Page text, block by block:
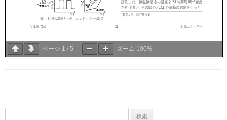
ページ 1 / 5 ズーム 100%